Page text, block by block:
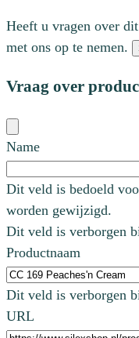
Heeft u vragen over
met ons op te nemen.
Vraag over
Name
Dit veld is bedoeld
worden gewijzigd.
Dit veld is verborgen
Productnaam
Dit veld is verborgen
URL